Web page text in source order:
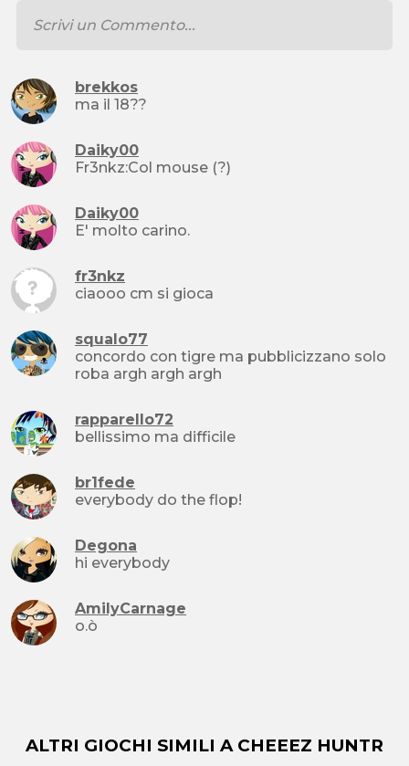
brekkos
ma il 18??
Daiky00
Fr3nkz:Col mouse (?)
Daiky00
E' molto carino.
fr3nkz
ciaooo cm si gioca
squalo77
concordo con tigre ma pubblicizzano solo
roba argh argh argh
rapparello72
bellissimo ma difficile
br1fede
everybody do the flop!
Degona
hi everybody
AmilyCarnage
o.ò
ALTRI GIOCHI SIMILI A CHEEEZ HUNTR